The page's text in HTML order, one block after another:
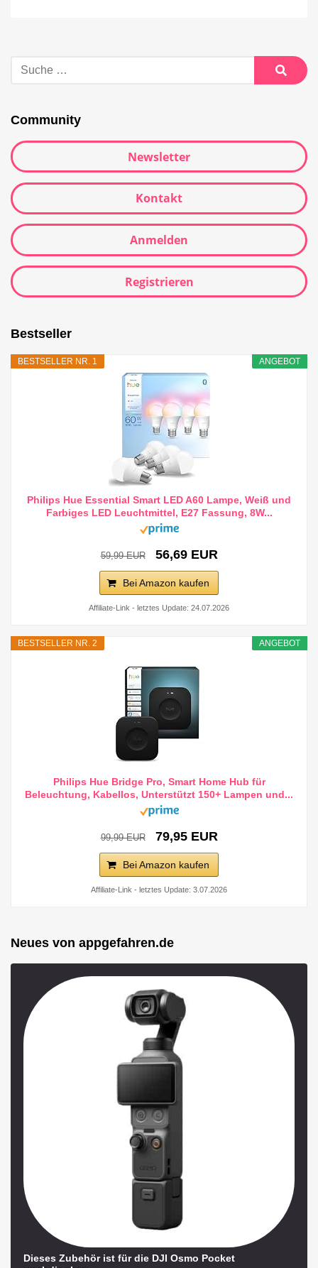
Community
Newsletter
Kontakt
Anmelden
Registrieren
Bestseller
ANGEBOT
BESTSELLER NR. 1
Philips Hue Essential Smart LED A60 Lampe, Weiß und
Farbiges LED Leuchtmittel, E27 Fassung, 8W...
59,99 EUR 56,69 EUR
Bei Amazon kaufen
Affiliate-Link - letztes Update: 24.07.2026
ANGEBOT
BESTSELLER NR. 2
Philips Hue Bridge Pro, Smart Home Hub für
Beleuchtung, Kabellos, Unterstützt 150+ Lampen und...
99,99 EUR 79,95 EUR
Bei Amazon kaufen
Affiliate-Link - letztes Update: 3.07.2026
Neues von appgefahren.de
Dieses Zubehör ist für die DJI Osmo Pocket